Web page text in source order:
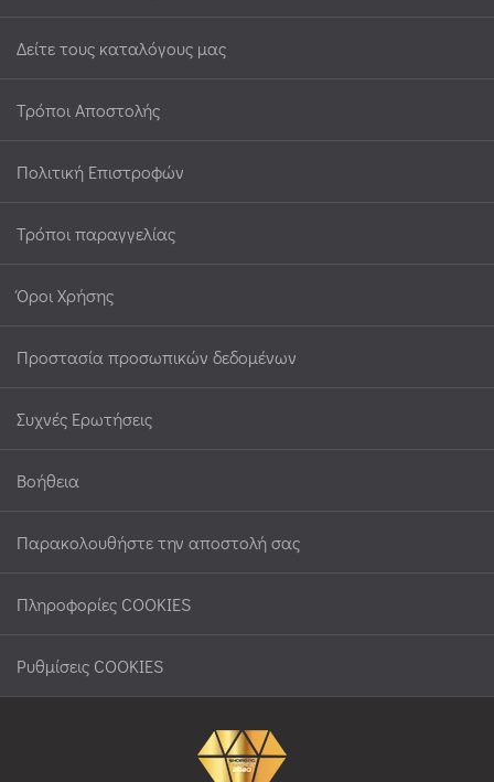
Δείτε τους καταλόγους μας
Τρόποι Αποστολής
Πολιτική Επιστροφών
Τρόποι παραγγελίας
Όροι Χρήσης
Προστασία προσωπικών δεδομένων
Συχνές Ερωτήσεις
Βοήθεια
Παρακολουθήστε την αποστολή σας
Πληροφορίες COOKIES
Ρυθμίσεις COOKIES